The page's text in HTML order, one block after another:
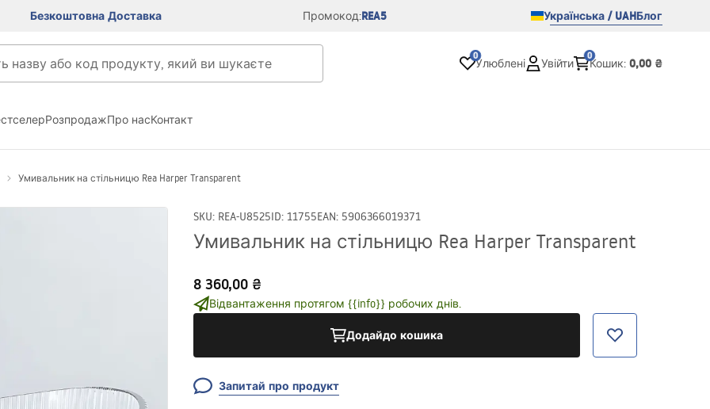
Безкоштовна Доставка Промокод:REA5 Українська / UAHБлог
0
Улюблені Увійти
0
Кошик: 0,00 ₴
РозпродажПро насКонтакт
Умивальник на стільницю Rea Harper Transparent
SKU: REA-U8525ID: 11755EAN: 5906366019371
Умивальник на стільницю Rea Harper Transparent
8 360,00 ₴
Відвантаження протягом {{info}} робочих днів.
Додайдо кошика
Запитай про продукт